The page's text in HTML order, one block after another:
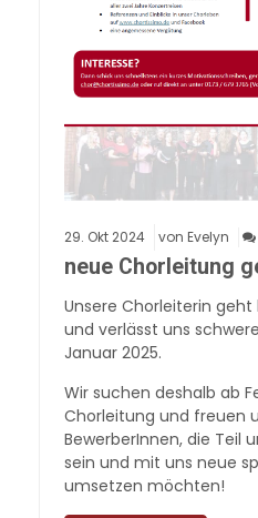
29. Okt 2024 von Evelyn
neue Chorleitung
Unsere Chorleiterin
und verlässt uns
Januar 2025.
Wir suchen deshalb ab
Chorleitung und freuen
BewerberInnen, die Teil
sein und mit uns neue
umsetzen möchten!